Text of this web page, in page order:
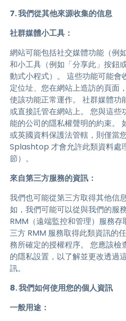
7. 我們從其他來源收集的信息
社群媒體小工具：
網站可能包括社交媒體功能（例
和小工具（例如「分享此」按鈕
動式小程式）。 這些功能可能會
定位址、您在網站上造訪的頁面
使該功能正常運作。 社群媒體功
或直接託管在網站上。 您與這些
能的公司的隱私權聲明的約束。
或英國資料保護法管轄，則僅當
Splashtop 才會允許此類資料處
節）。
來自第三方服務的資訊：
我們也可能從第三方取得其他信
如，我們可能可以從與我們的服
RMM（遠端監控和管理）服務
三方 RMM 服務取得此類資訊的
務所確定的授權程序。 您應該檢
的隱私設置，以了解並更改透過
訊。
8. 我們如何使用您的個人資訊
一般用途：